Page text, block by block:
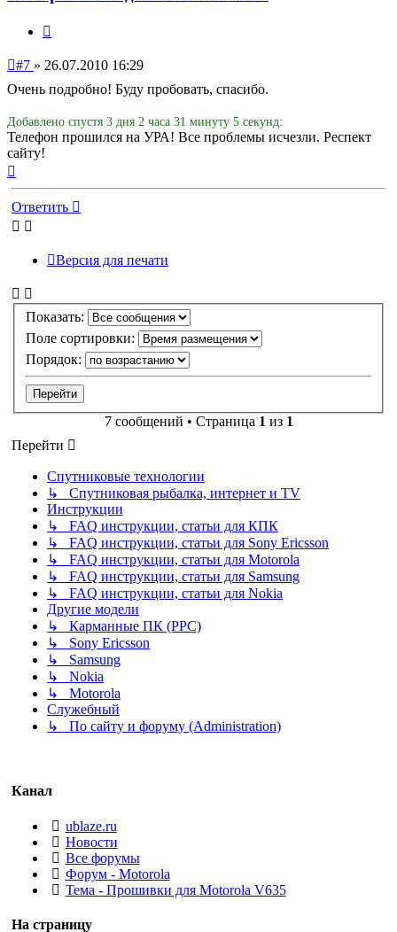
Непрочитанное
#7 » 26.07.2010 16:29
Очень подробно! Буду пробовать, спасибо.
Добавлено спустя 3 дня 2 часа 31 минуту 5 секунд:
Телефон прошился на УРА! Все проблемы исчезли. Респект
сайту!
началу
Ответить
Версия для печати
Показать:
Поле сортировки:
Порядок:
7 сообщений • Страница 1 из 1
Перейти
Спутниковые технологии
↳ Спутниковая рыбалка, интернет и TV
Инструкции
↳ FAQ инструкции, статьи для КПК
↳ FAQ инструкции, статьи для Sony Ericsson
↳ FAQ инструкции, статьи для Motorola
↳ FAQ инструкции, статьи для Samsung
↳ FAQ инструкции, статьи для Nokia
Другие модели
↳ Карманные ПК (PPC)
↳ Sony Ericsson
↳ Samsung
↳ Nokia
↳ Motorola
Служебный
↳ По сайту и форуму (Administration)
Канал
ublaze.ru
Новости
Все форумы
Форум - Motorola
Тема - Прошивки для Motorola V635
На страницу